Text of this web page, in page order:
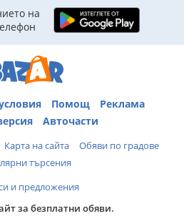
на
Помощ
Реклама
Авточасти
Карта на сайта
Обяви по градове
търсения
и предложения
за безплатни обяви.